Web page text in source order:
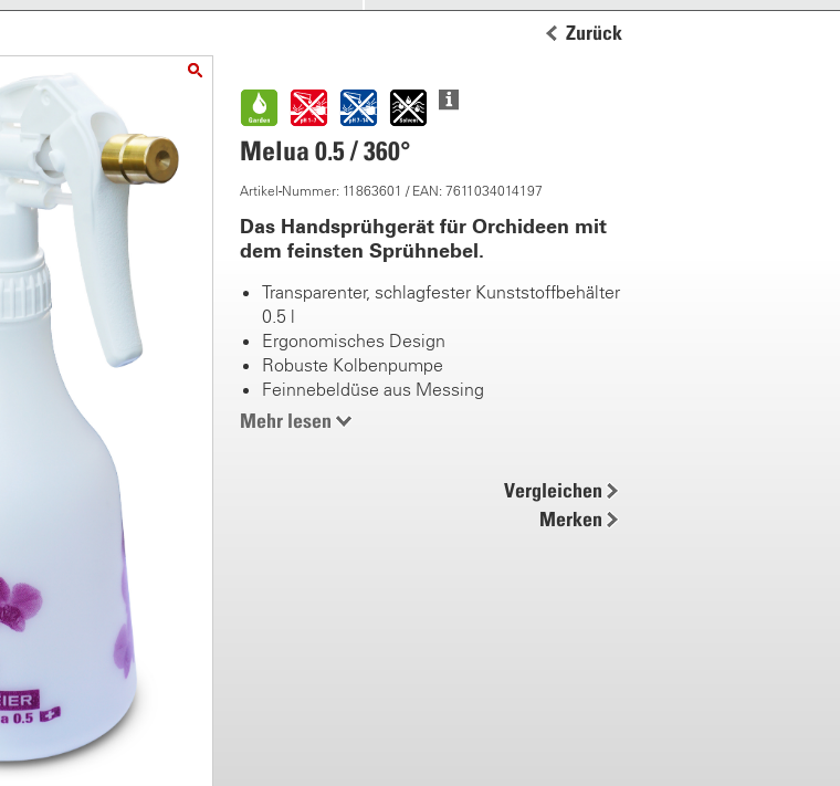
Zurück
Melua 0.5 / 360°
Artikel-Nummer: 11863601 / EAN: 7611034014197
Das Handsprühgerät für Orchideen mit
dem feinsten Sprühnebel.
Transparenter, schlagfester Kunststoffbehälter
0.5 l
Ergonomisches Design
Robuste Kolbenpumpe
Feinnebeldüse aus Messing
Flexibles Steigrohr mit Filtersieb
Mehr lesen
Vergleichen
Merken